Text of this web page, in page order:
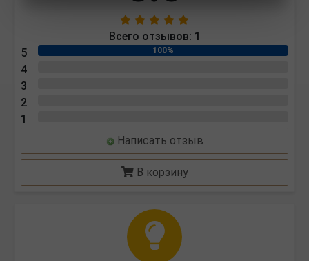
Всего отзывов: 1
5
100%
4
3
2
1
Написать отзыв
В корзину